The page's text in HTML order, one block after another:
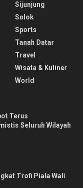
Sijunjung
Solok
Sports
Tanah Datar
Travel
Wisata & Kuliner
World
Terus
Seluruh Wilayah
Trofi Piala Wali